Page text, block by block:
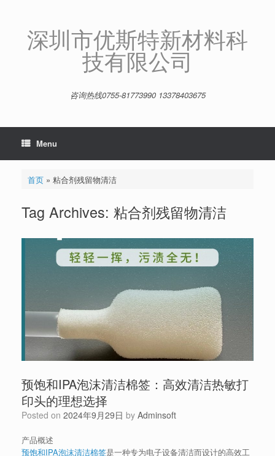
深圳市优斯特新材料科
技有限公司
咨询热线0755-81773990 13378403675
Menu
首页» 粘合剂残留物清洁
Tag Archives: 粘合剂残留物清洁
预饱和IPA泡沫清洁棉签：高效清洁热敏打
印头的理想选择
Posted on 2024年9月29日 by Adminsoft
产品概述
预饱和IPA泡沫清洁棉签是一种专为电子设备清洁而设计的高效工